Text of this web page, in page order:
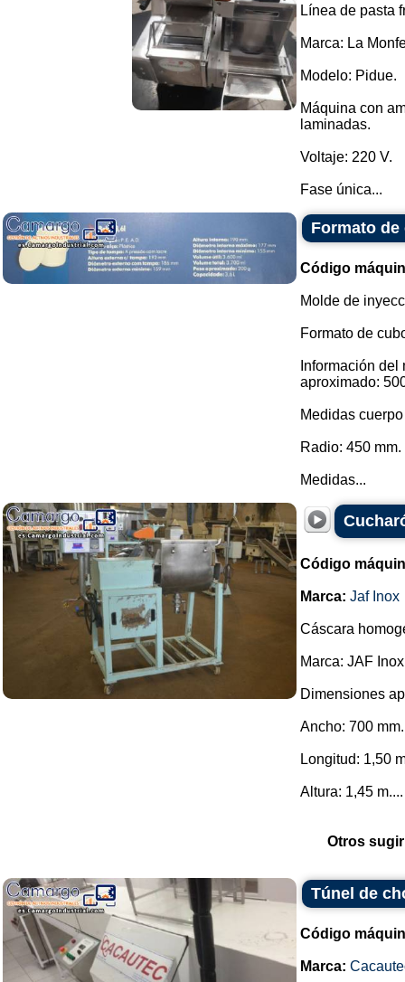
Línea de pasta
Marca: La
Modelo: Pidue.
Máquina con
laminadas.
Voltaje: 220 V.
Fase única...
Formato
Código
Molde de
Formato de
Información
aproximado:
Medidas
Radio: 450 mm.
Medidas...
Código
Marca: Jaf Inox
Cáscara
Marca: JAF
Dimensiones
Ancho: 700 mm.
Longitud: 1,50
Altura: 1,45 m....
Otros
Túnel de
Código
Marca: